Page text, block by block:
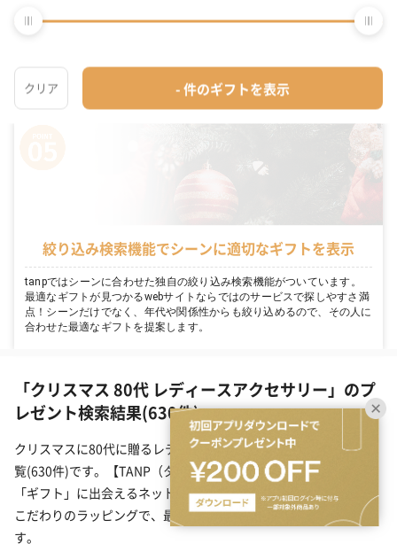
ュ機能がおすすめです。スタッフがあなたのシーンにぴったりのギフト
を探してくれます。
絞り込み検索機能でシーンに適切なギフトを表示
tanpではシーンに合わせた独自の絞り込み検索機能がついています。
最適なギフトが見つかるwebサイトならではのサービスで探しやすさ満
点！シーンだけでなく、年代や関係性からも絞り込めるので、その人に
合わせた最適なギフトを提案します。
「クリスマス 80代 レディースアクセサリー」のプ
レゼント検索結果(630件)
クリスマスに80代に贈るレディースアクセサリーのプレゼント一
覧(630件)です。【TANP（タンプ）】は大切な日にぴったりな
「ギフト」に出会えるネット通販サイトです。こだわりの商品を
こだわりのラッピングで、最短で即日発送にてご対応いたしま
す。